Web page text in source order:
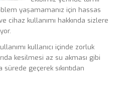
yaşamamanız için hassas
cihaz kullanımı hakkında sizlere
kullanıcı içinde zorluk
kesilmesi az su akması gibi
geçerek sıkıntıdan